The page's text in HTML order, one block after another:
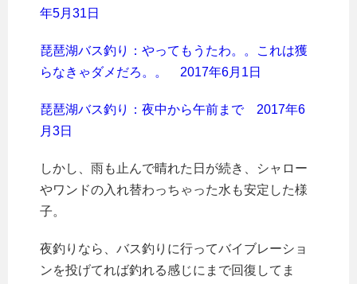
年5月31日
琵琶湖バス釣り：やってもうたわ。。これは獲
らなきゃダメだろ。。 2017年6月1日
琵琶湖バス釣り：夜中から午前まで 2017年6
月3日
しかし、雨も止んで晴れた日が続き、シャロー
やワンドの入れ替わっちゃった水も安定した様
子。
夜釣りなら、バス釣りに行ってバイブレーショ
ンを投げてれば釣れる感じにまで回復してま